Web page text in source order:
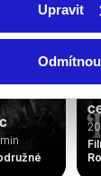
Upravit